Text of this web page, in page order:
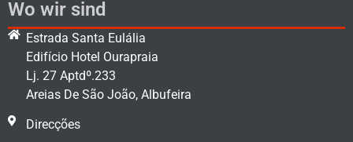
Wo wir sind
Estrada Santa Eulália
Edifício Hotel Ourapraia
Lj. 27 Aptdº.233
Areias De São João, Albufeira
Direcções